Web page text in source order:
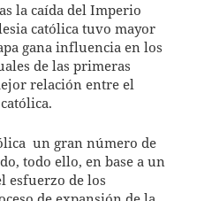
la caída del Imperio
católica tuvo mayor
gana influencia en los
de las primeras
relación entre el
un gran número de
todo ello, en base a un
esfuerzo de los